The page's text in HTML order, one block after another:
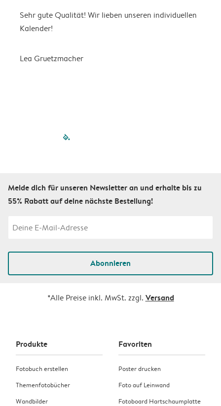
Sehr gute Qualität! Wir lieben unseren individuellen
Kalender!
Lea Gruetzmacher
filled-pagination
Melde dich für unseren Newsletter an und erhalte bis zu
55% Rabatt auf deine nächste Bestellung!
Abonnieren
*Alle Preise inkl. MwSt. zzgl. Versand
Produkte
Fotobuch erstellen
Themenfotobücher
Wandbilder
Favoriten
Poster drucken
Foto auf Leinwand
Fotoboard Hartschaumplatte